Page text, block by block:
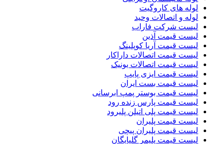
لوله های کاروگیت
لوله و اتصالات وحید
لیست شرکت فاراب
لیست قیمت آذین
لیست قیمت آریا کوپلینگ
لیست قیمت اتصالات داراکار
لیست قیمت اتصالات یونیک
لیست قیمت ایزی پایپ
لیست قیمت بست ایران
لیست قیمت بوستر پمپ ابرسانی
لیست قیمت پارس زنده رود
لیست قیمت پلی اتیلن پلیرود
لیست قیمت پلیران
لیست قیمت پلیران پیچی
لیست قیمت پلیمر گلپایگان